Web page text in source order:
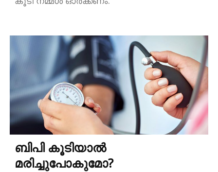
ബിപി കൂടിയാൽ
മരിച്ചുപോകുമോ?